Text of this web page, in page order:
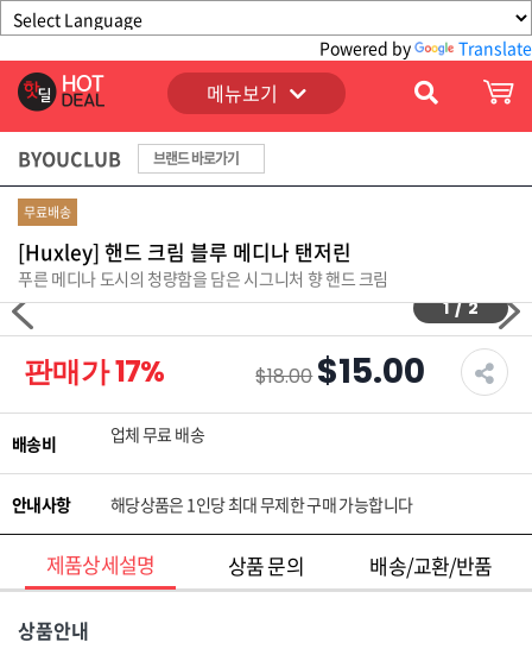
Powered by Translate
메뉴보기
BYOUCLUB 브랜드 바로가기
무료배송
[Huxley] 핸드 크림 블루 메디나 탠저린
푸른 메디나 도시의 청량함을 담은 시그니처 향 핸드 크림
1 / 2
판매가17% $18.00 $15.00
배송비 업체 무료 배송
안내사항 해당상품은 1인당 최대 무제한 구매 가능합니다
제품상세설명 상품 문의 배송/교환/반품
상품안내